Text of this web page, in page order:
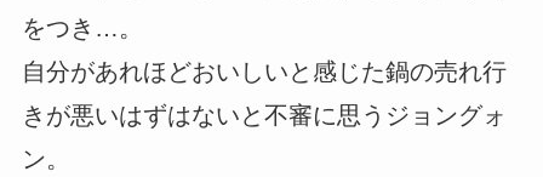
をつき…。
自分があれほどおいしいと感じた鍋の売れ行
きが悪いはずはないと不審に思うジョングォ
ン。